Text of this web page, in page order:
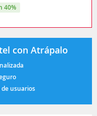
40%
con Atrápalo
usuarios